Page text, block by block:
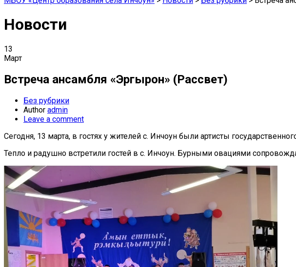
Новости
13
Март
Встреча ансамбля «Эргырон» (Рассвет)
Без рубрики
Author admin
Leave a comment
Сегодня, 13 марта, в гостях у жителей с. Инчоун были артисты
Тепло и радушно встретили гостей в с. Инчоун. Бурными овациями